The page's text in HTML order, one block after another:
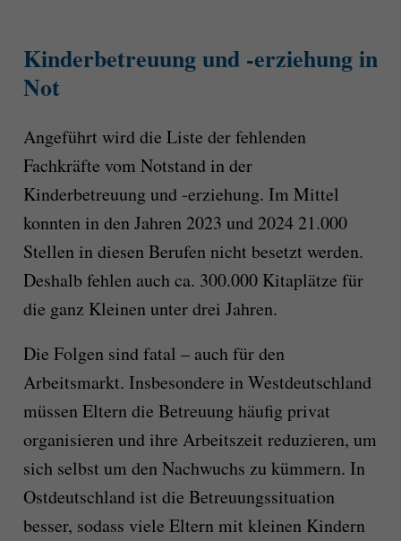
Kinderbetreuung und -erziehung in
Not
Angeführt wird die Liste der fehlenden
Fachkräfte vom Notstand in der
Kinderbetreuung und -erziehung. Im Mittel
konnten in den Jahren 2023 und 2024 21.000
Stellen in diesen Berufen nicht besetzt werden.
Deshalb fehlen auch ca. 300.000 Kitaplätze für
die ganz Kleinen unter drei Jahren.
Die Folgen sind fatal – auch für den
Arbeitsmarkt. Insbesondere in Westdeutschland
müssen Eltern die Betreuung häufig privat
organisieren und ihre Arbeitszeit reduzieren, um
sich selbst um den Nachwuchs zu kümmern. In
Ostdeutschland ist die Betreuungssituation
besser, sodass viele Eltern mit kleinen Kindern